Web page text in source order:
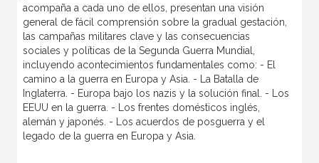
acompaña a cada uno de ellos, presentan una visión
general de fácil comprensión sobre la gradual gestación,
las campañas militares clave y las consecuencias
sociales y políticas de la Segunda Guerra Mundial,
incluyendo acontecimientos fundamentales como: - El
camino a la guerra en Europa y Asia. - La Batalla de
Inglaterra. - Europa bajo los nazis y la solución final. - Los
EEUU en la guerra. - Los frentes domésticos inglés,
alemán y japonés. - Los acuerdos de posguerra y el
legado de la guerra en Europa y Asia.